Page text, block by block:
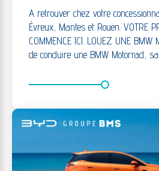
A retrouver chez votre
Évreux, Mantes et Rouen. VOTRE
COMMENCE ICI. LOUEZ UNE BMW
de conduire une BMW Motorrad,